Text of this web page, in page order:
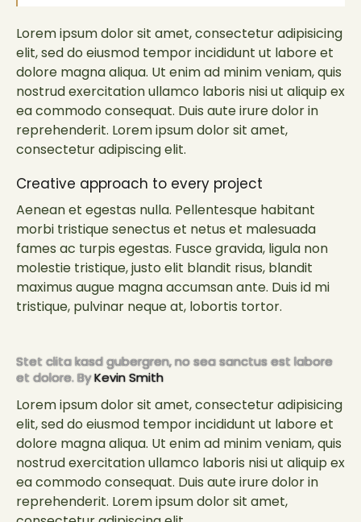
Lorem ipsum dolor sit amet, consectetur adipisicing
elit, sed do eiusmod tempor incididunt ut labore et
dolore magna aliqua. Ut enim ad minim veniam, quis
nostrud exercitation ullamco laboris nisi ut aliquip ex
ea commodo consequat. Duis aute irure dolor in
reprehenderit. Lorem ipsum dolor sit amet,
consectetur adipiscing elit.
Creative approach to every project
Aenean et egestas nulla. Pellentesque habitant
morbi tristique senectus et netus et malesuada
fames ac turpis egestas. Fusce gravida, ligula non
molestie tristique, justo elit blandit risus, blandit
maximus augue magna accumsan ante. Duis id mi
tristique, pulvinar neque at, lobortis tortor.
Stet clita kasd gubergren, no sea sanctus est labore
et dolore. By Kevin Smith
Lorem ipsum dolor sit amet, consectetur adipisicing
elit, sed do eiusmod tempor incididunt ut labore et
dolore magna aliqua. Ut enim ad minim veniam, quis
nostrud exercitation ullamco laboris nisi ut aliquip ex
ea commodo consequat. Duis aute irure dolor in
reprehenderit. Lorem ipsum dolor sit amet,